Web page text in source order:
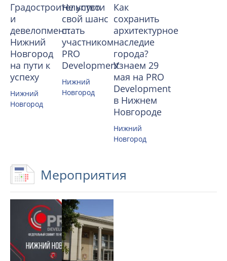
Градостроительство
и
девелопмент:
Нижний
Новгород
на пути к
успеху
Нижний
Новгород
Не упусти
свой шанс
стать
участником
PRO
Development
Нижний
Новгород
Как
сохранить
архитектурное
наследие
города?
Узнаем 29
мая на PRO
Development
в Нижнем
Новгороде
Нижний
Новгород
Мероприятия